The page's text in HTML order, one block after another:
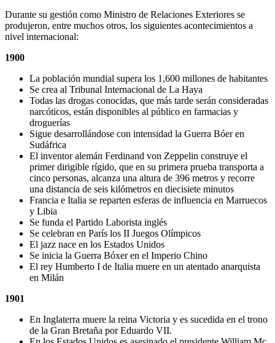
Durante su gestión como Ministro de Relaciones Exteriores se
produjeron, entre muchos otros, los siguientes acontecimientos a
nivel internacional:
1900
La población mundial supera los 1,600 millones de habitantes
Se crea al Tribunal Internacional de La Haya
Todas las drogas conocidas, que más tarde serán consideradas
narcóticos, están disponibles al público en farmacias y
droguerías
Sigue desarrollándose con intensidad la Guerra Bóer en
Sudáfrica
El inventor alemán Ferdinand von Zeppelin construye el
primer dirigible rígido, que en su primera prueba transporta a
cinco personas, alcanza una altura de 396 metros y recorre
una distancia de seis kilómetros en diecisiete minutos
Francia e Italia se reparten esferas de influencia en Marruecos
y Libia
Se funda el Partido Laborista inglés
Se celebran en París los II Juegos Olímpicos
El jazz nace en los Estados Unidos
Se inicia la Guerra Bóxer en el Imperio Chino
El rey Humberto I de Italia muere en un atentado anarquista
en Milán
1901
En Inglaterra muere la reina Victoria y es sucedida en el trono
de la Gran Bretaña por Eduardo VII.